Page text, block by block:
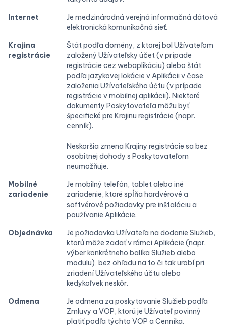
Internet
Je medzinárodná verejná informačná dátová
elektronická komunikačná sieť.
Krajina
registrácie
Štát podľa domény, z ktorej bol Užívateľom
založený Užívateľsky účet (v prípade
registrácie cez webaplikáciu) alebo štát
podľa jazykovej lokácie v Aplikácii v čase
založenia Užívateľského účtu (v prípade
registrácie v mobilnej aplikácii). Niektoré
dokumenty Poskytovateľa môžu byť
špecifické pre Krajinu registrácie (napr.
cenník).
Neskoršia zmena Krajiny registrácie sa bez
osobitnej dohody s Poskytovateľom
neumožňuje.
Mobilné
zariadenie
Je mobilný telefón, tablet alebo iné
zariadenie, ktoré spĺňa hardvérové a
softvérové požiadavky pre inštaláciu a
používanie Aplikácie.
Objednávka
Je požiadavka Užívateľa na dodanie Služieb,
ktorú môže zadať v rámci Aplikácie (napr.
výber konkrétneho balíka Služieb alebo
modulu), bez ohľadu na to či tak urobí pri
zriadení Užívateľského účtu alebo
kedykoľvek neskôr.
Odmena
Je odmena za poskytovanie Služieb podľa
Zmluvy a VOP, ktorú je Užívateľ povinný
platiť podľa týchto VOP a Cenníka.